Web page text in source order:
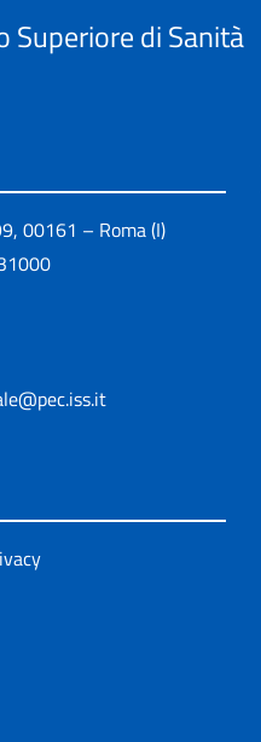
Superiore di Sanità
00161 – Roma (I)